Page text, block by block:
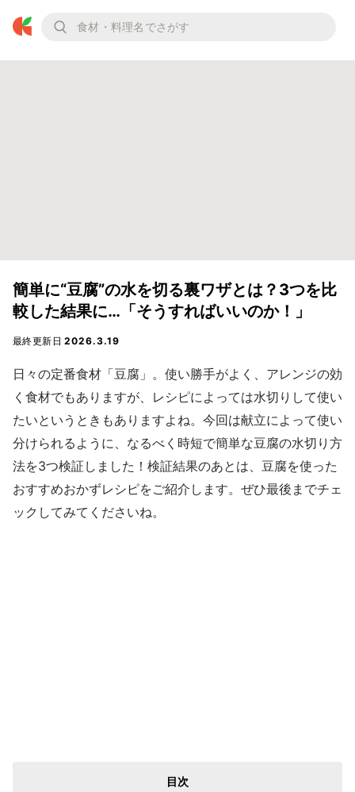
簡単に“豆腐”の水を切る裏ワザとは？3つを比
較した結果に…「そうすればいいのか！」
最終更新日2026.3.19
日々の定番食材「豆腐」。使い勝手がよく、アレンジの効
く食材でもありますが、レシピによっては水切りして使い
たいというときもありますよね。今回は献立によって使い
分けられるように、なるべく時短で簡単な豆腐の水切り方
法を3つ検証しました！検証結果のあとは、豆腐を使った
おすすめおかずレシピをご紹介します。ぜひ最後までチェ
ックしてみてくださいね。
目次